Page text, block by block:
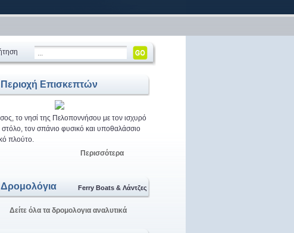
Περιοχή Επισκεπτών
το νησί της Πελοποννήσου με τον ισχυρό
στόλο, τον σπάνιο φυσικό και υποθαλάσσιο
πλούτο.
Περισσότερα
Δρομολόγια Ferry Boats & Λάντζες
Δείτε όλα τα δρομολογια αναλυτικά